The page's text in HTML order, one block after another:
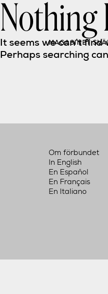
to
content
MAGASINET
Nothing
It seems we can’t find
Perhaps searching
Om förbundet
In English
En Español
En Français
En Italiano